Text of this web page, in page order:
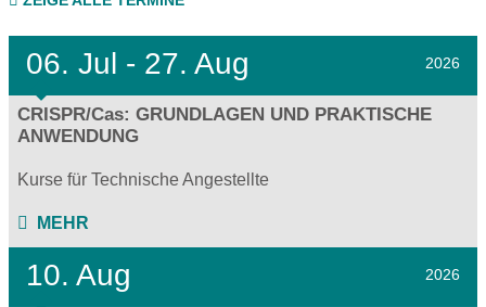
06. Jul - 27. Aug 2026
CRISPR/Cas: GRUNDLAGEN UND PRAKTISCHE
ANWENDUNG
Kurse für Technische Angestellte
MEHR
10. Aug 2026